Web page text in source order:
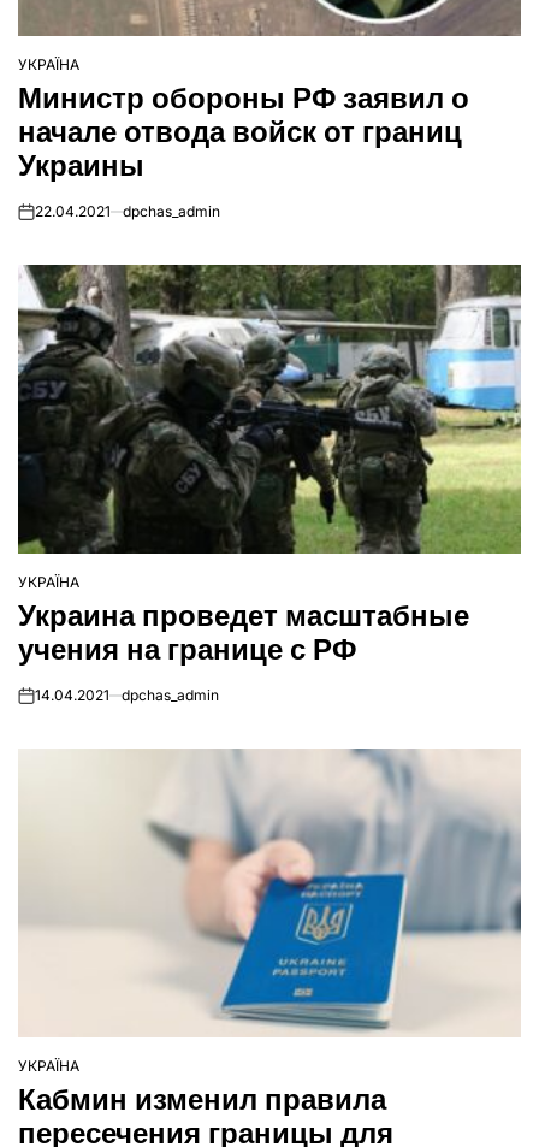
ОПУБЛІКУВАТИ
У
УКРАЇНА
Министр обороны РФ заявил о
начале отвода войск от границ
Украины
on22.04.2021 dpchas_admin
ОПУБЛІКУВАТИ
У
УКРАЇНА
Украина проведет масштабные
учения на границе с РФ
on14.04.2021 dpchas_admin
ОПУБЛІКУВАТИ
У
УКРАЇНА
Кабмин изменил правила
пересечения границы для